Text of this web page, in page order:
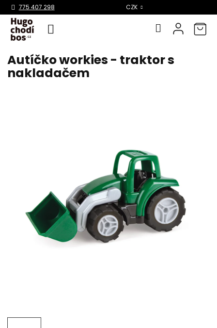
Přejít
na
obsah
775 407 298 CZK
Autíčko workies - traktor s
nakladačem